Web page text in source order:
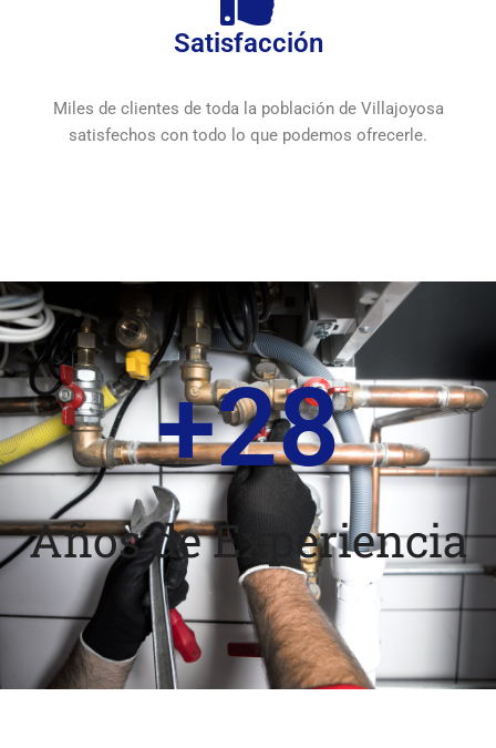
Satisfacción
Miles de clientes de toda la población de Villajoyosa
satisfechos con todo lo que podemos ofrecerle.
Años de Experiencia
+28